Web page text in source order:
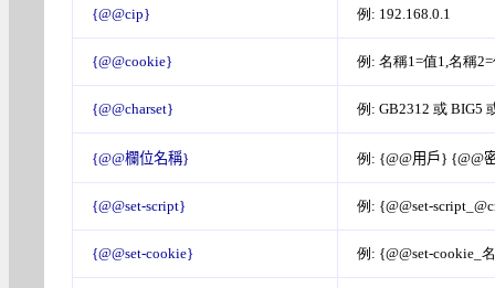
{@@cip} 例: 192.168.0.1
{@@cookie} 例: 名稱1=值1,名稱
{@@charset} 例: GB2312 或 BIG5
{@@欄位名稱} 例: {@@用戶} {@@
{@@set-script} 例: {@@set-
{@@set-cookie} 例: {@@set-cookie_